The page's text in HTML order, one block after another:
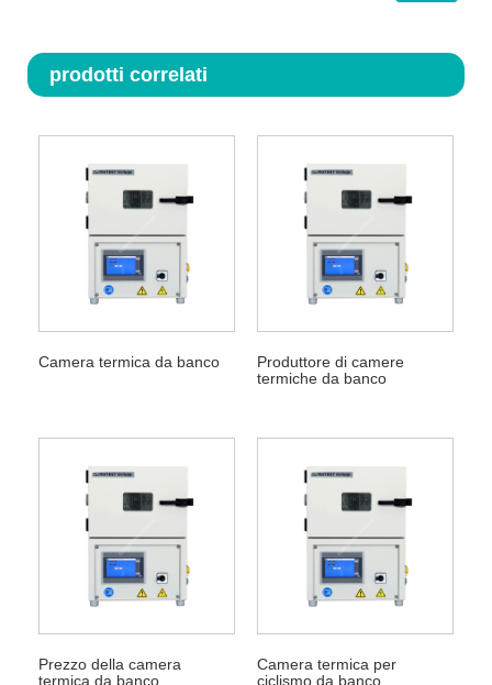
prodotti correlati
Camera termica da banco
Produttore di camere
termiche da banco
Prezzo della camera
termica da banco
Camera termica per
ciclismo da banco